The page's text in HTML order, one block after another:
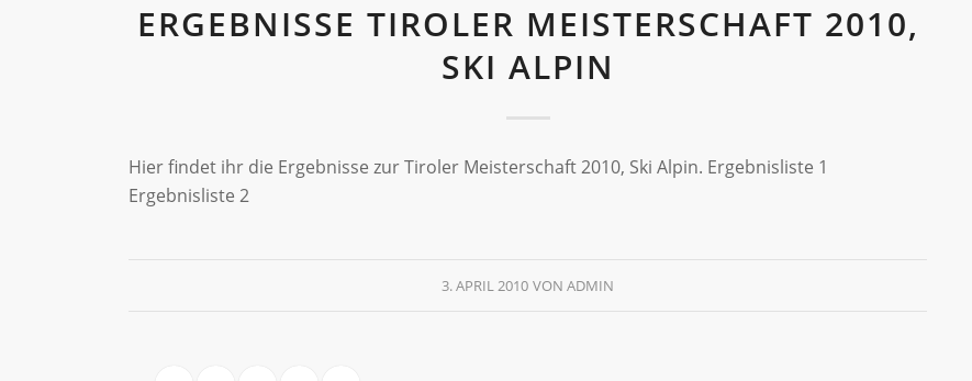
ERGEBNISSE TIROLER MEISTERSCHAFT 2010,
SKI ALPIN
Hier findet ihr die Ergebnisse zur Tiroler Meisterschaft 2010, Ski Alpin. Ergebnisliste 1
Ergebnisliste 2
3. APRIL 2010 VONADMIN